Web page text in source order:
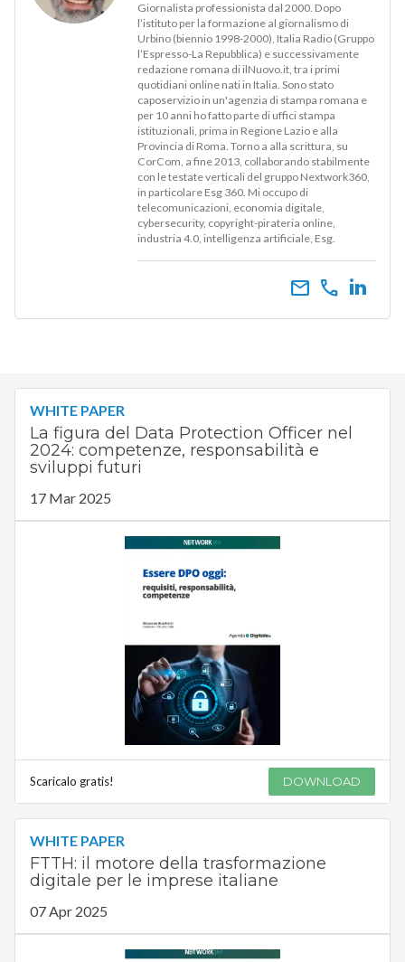
Giornalista professionista dal 2000. Dopo
l’istituto per la formazione al giornalismo di
Urbino (biennio 1998-2000), Italia Radio (Gruppo
l’Espresso-La Repubblica) e successivamente
redazione romana di ilNuovo.it, tra i primi
quotidiani online nati in Italia. Sono stato
caposervizio in un'agenzia di stampa romana e
per 10 anni ho fatto parte di uffici stampa
istituzionali, prima in Regione Lazio e alla
Provincia di Roma. Torno a alla scrittura, su
CorCom, a fine 2013, collaborando stabilmente
con le testate verticali del gruppo Nextwork360,
in particolare Esg 360. Mi occupo di
telecomunicazioni, economia digitale,
cybersecurity, copyright-pirateria online,
industria 4.0, intelligenza artificiale, Esg.
call
email
WHITE PAPER
La figura del Data Protection Officer nel
2024: competenze, responsabilità e
sviluppi futuri
17 Mar 2025
Scaricalo gratis! DOWNLOAD
WHITE PAPER
FTTH: il motore della trasformazione
digitale per le imprese italiane
07 Apr 2025